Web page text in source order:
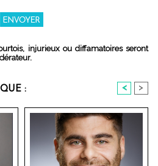
injurieux ou diffamatoires seront
: < >